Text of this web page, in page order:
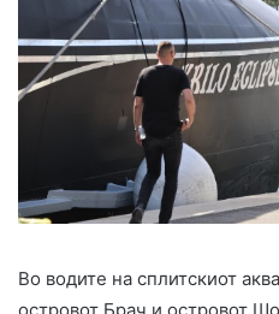
Во водите на сплитскиот
островот Брач ​​и островот